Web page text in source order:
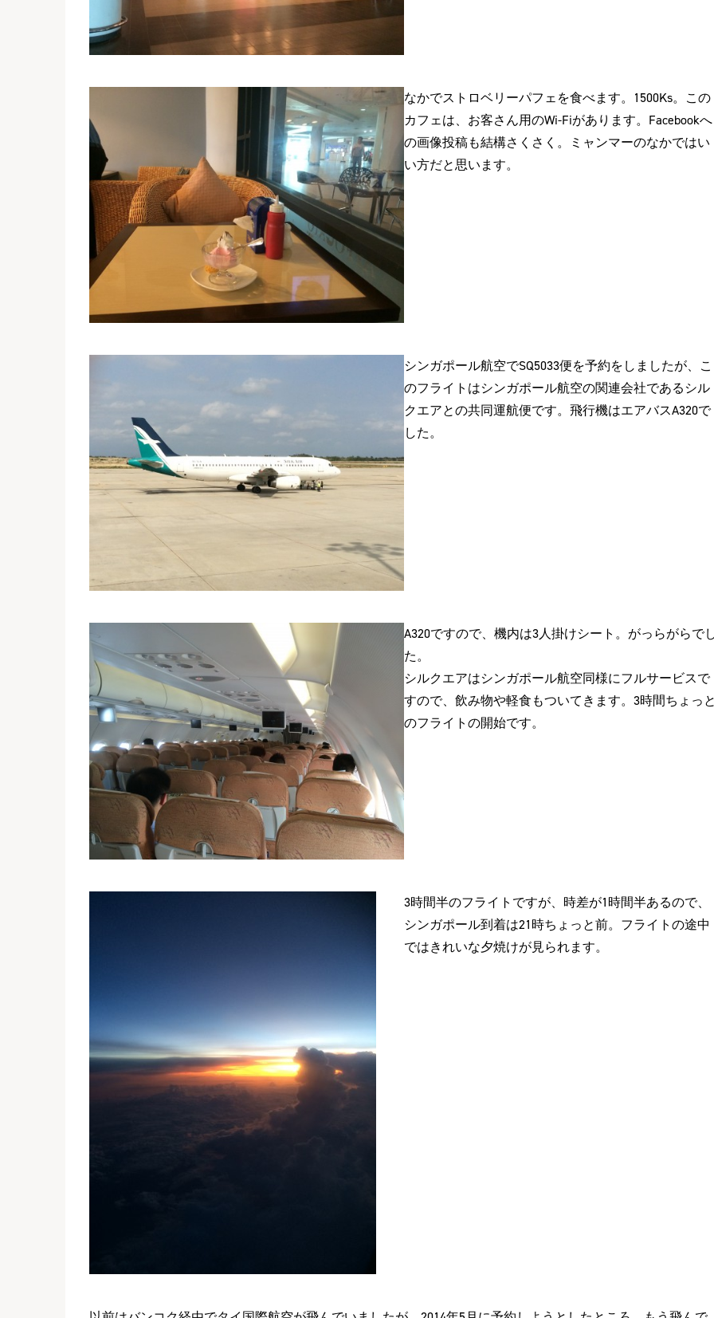
なかでストロベリーパフェを食べます。1500Ks。この
カフェは、お客さん用のWi-Fiがあります。Facebookへ
の画像投稿も結構さくさく。ミャンマーのなかではい
い方だと思います。
シンガポール航空でSQ5033便を予約をしましたが、こ
のフライトはシンガポール航空の関連会社であるシル
クエアとの共同運航便です。飛行機はエアバスA320で
した。
A320ですので、機内は3人掛けシート。がっらがらで
た。
シルクエアはシンガポール航空同様にフルサービスで
すので、飲み物や軽食もついてきます。3時間ちょっ
のフライトの開始です。
3時間半のフライトですが、時差が1時間半あるので、
シンガポール到着は21時ちょっと前。フライトの途中
ではきれいな夕焼けが見られます。